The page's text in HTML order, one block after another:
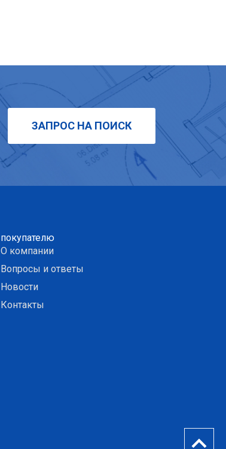
ЗАПРОС НА ПОИСК
покупателю
О компании
Вопросы и ответы
Новости
Контакты